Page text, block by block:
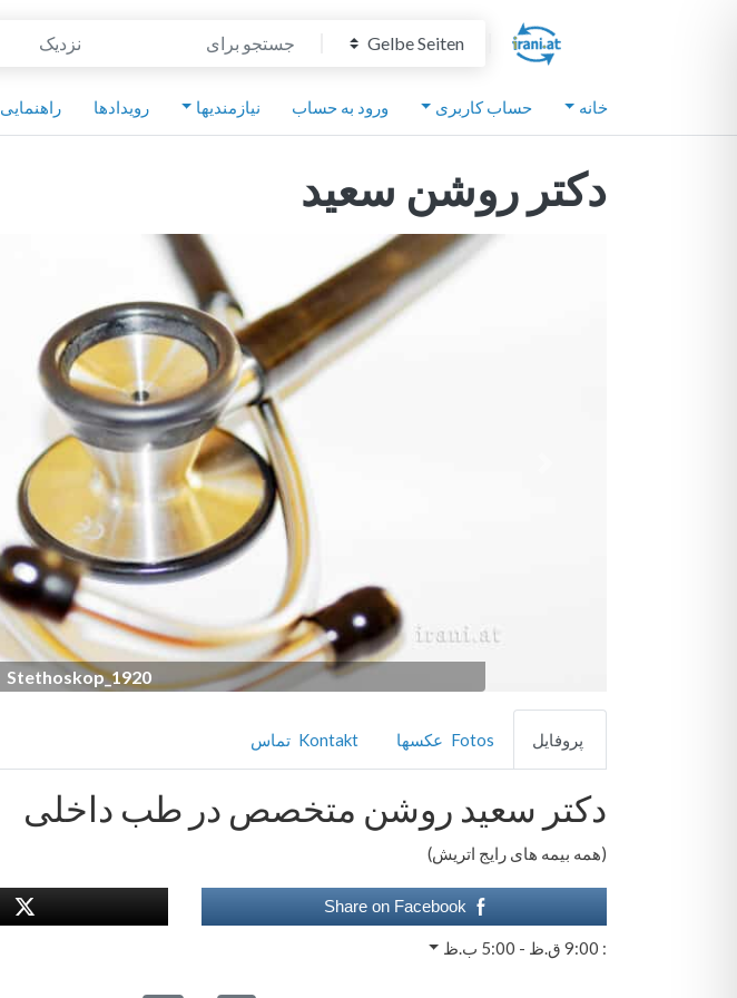
Select search type
خانه حساب کاربری ورود به حساب نیازمندیها رویدادها راهنمایی
دکتر روشن سعید
Stethoskop_1920
پروفایل Fotos عکسها Kontakt تماس
دکتر سعید روشن متخصص در طب داخلی
(همه بیمه های رایج اتریش)
Share on Facebook
: 9:00 ق.ظ - 5:00 ب.ظ